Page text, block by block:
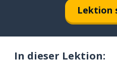
Lektion
In dieser Lektion: